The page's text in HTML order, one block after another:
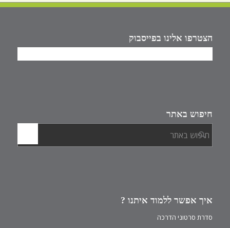
הצטרפו אלינו בפייסבוק
חיפוש באתר
איך אפשר ללמוד איתנו ?
סדרת סרטוני הדרכה